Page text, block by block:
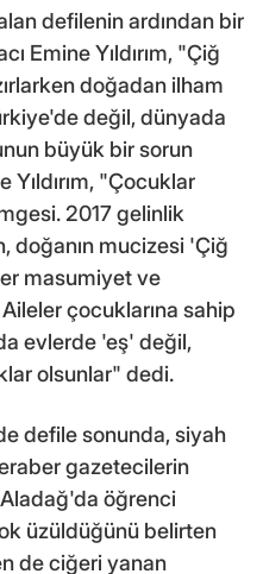
defilenin ardından bir
Emine Yıldırım, "Çiğ
doğadan ilham
değil, dünyada
büyük bir sorun
"Çocuklar
2017 gelinlik
doğanın mucizesi 'Çiğ
masumiyet ve
çocuklarına sahip
evlerde 'eş' değil,
olsunlar" dedi.
defile sonunda, siyah
gazetecilerin
Aladağ'da öğrenci
üzüldüğünü belirten
de ciğeri yanan